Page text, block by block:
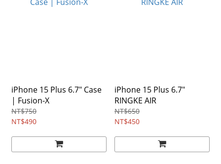
iPhone 15 Plus 6.7" Case
| Fusion-X
NT$750
NT$490
iPhone 15 Plus 6.7"
RINGKE AIR
NT$650
NT$450